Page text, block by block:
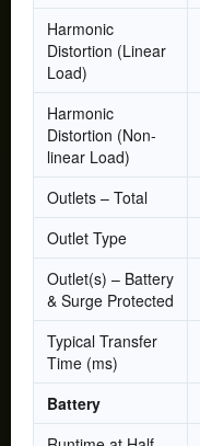
Harmonic
Distortion (Linear
Load)
Harmonic
Distortion (Non-
linear Load)
Outlets – Total
Outlet Type
Outlet(s) – Battery
& Surge Protected
Typical Transfer
Time (ms)
Battery